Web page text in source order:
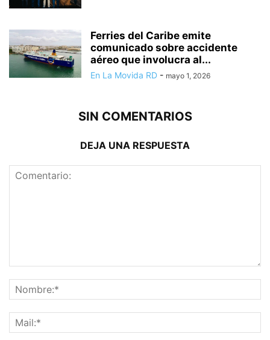
Ferries del Caribe emite
comunicado sobre accidente
aéreo que involucra al...
En La Movida RD - mayo 1, 2026
SIN COMENTARIOS
DEJA UNA RESPUESTA